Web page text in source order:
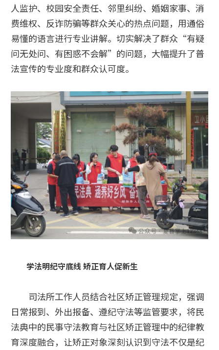
人监护、校园安全责任、邻里纠纷、婚姻家事、消
费维权、反诈防骗等群众关心的热点问题，用通俗
易懂的语言进行专业讲解。切实解决了群众“有疑
问无处问、有困惑不会解”的问题，大幅提升了普
法宣传的专业度和群众认可度。
学法明纪守底线 矫正育人促新生
司法所工作人员结合社区矫正管理规定，强调
日常报到、外出报备、遵纪守法等监管要求，将民
法典中的民事守法教育与社区矫正管理中的纪律教
育深度融合，让矫正对象深刻认识到守法不仅是纪